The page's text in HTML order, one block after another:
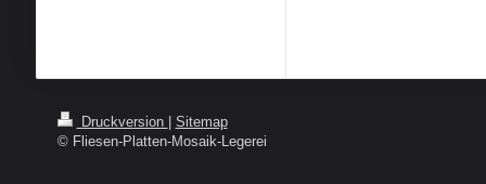
Druckversion
Sitemap
© Fliesen-Platten-Mosaik-Legerei